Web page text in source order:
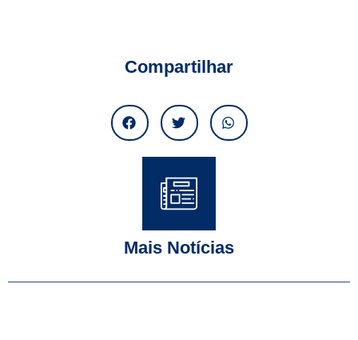
Compartilhar
Mais Notícias